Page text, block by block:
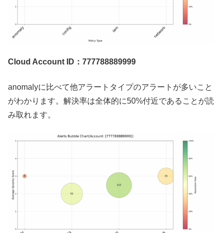
Cloud Account ID：777788889999
anomalyに比べて他アラートタイプのアラートが多いこと
がわかります。解決率は全体的に50%付近であることが読
み取れます。